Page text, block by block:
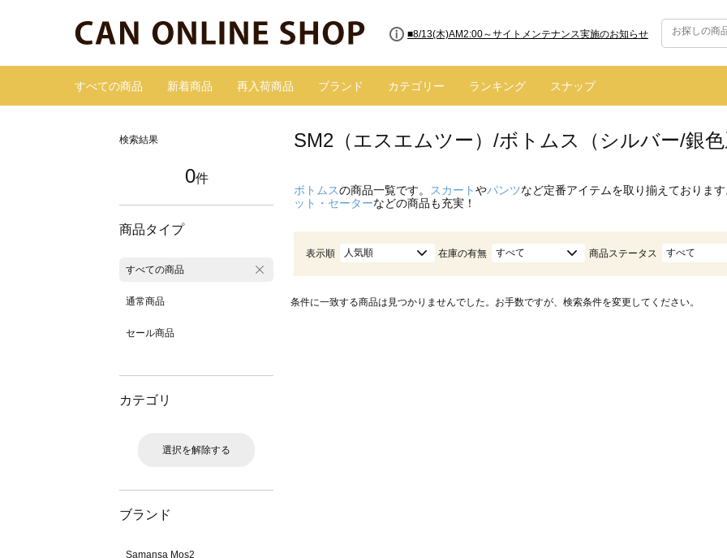
■8/13(木)AM2:00～サイトメンテナンス実施のお知らせ
すべての商品 新着商品 再入荷商品 ブランド カテゴリー ランキング スナップ
検索結果
0件
商品タイプ
すべての商品
通常商品
セール商品
カテゴリ
選択を解除する
ブランド
Samansa Mos2
SM2（エスエムツー）/ボトムス（シルバー/銀色
ボトムスの商品一覧です。 スカートやパンツなど定番アイテムを取り揃えておりま
ット・セーターなどの商品も充実！
表示順 人気順 在庫の有無 すべて 商品ステータス すべて
条件に一致する商品は見つかりませんでした。お手数ですが、検索条件を変更してください。